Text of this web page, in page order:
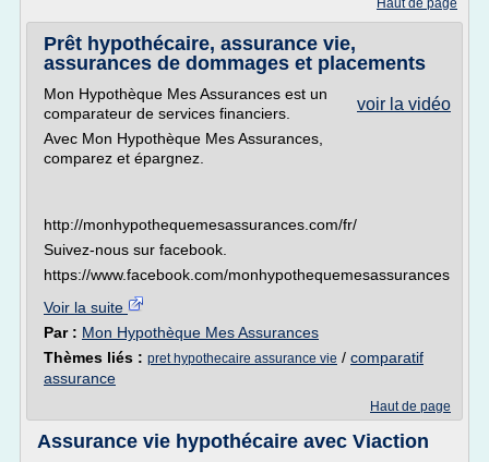
Haut de page
Prêt hypothécaire, assurance vie,
assurances de dommages et placements
voir la vidéo
Mon Hypothèque Mes Assurances est un
comparateur de services financiers.
Avec Mon Hypothèque Mes Assurances,
comparez et épargnez.
http://monhypothequemesassurances.com/fr/
Suivez-nous sur facebook.
https://www.facebook.com/monhypothequemesassurances
Voir la suite
Par : Mon Hypothèque Mes Assurances
Thèmes liés : pret hypothecaire assurance vie / comparatif
assurance
Haut de page
Assurance vie hypothécaire avec Viaction